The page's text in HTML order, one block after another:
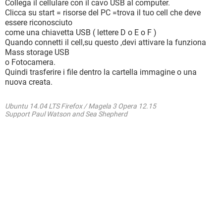
Collega il cellulare con il cavo USB al computer.
Clicca su start = risorse del PC =trova il tuo cell che deve
essere riconosciuto
come una chiavetta USB ( lettere D o E o F )
Quando connetti il cell,su questo ,devi attivare la funziona
Mass storage USB
o Fotocamera.
Quindi trasferire i file dentro la cartella immagine o una
nuova creata.
Ubuntu 14.04 LTS Firefox / Magela 3 Opera 12.15
Support Paul Watson and Sea Shepherd